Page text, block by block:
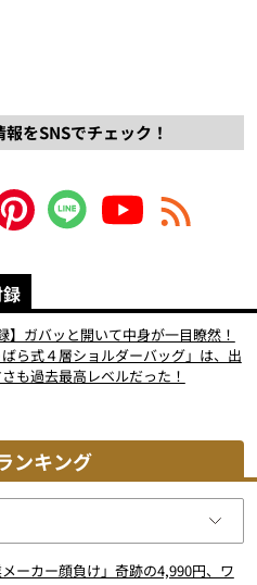
をSNSでチェック！
】ガバッと開いて中身が一目瞭然！
ら式４層ショルダーバッグ」は、出
も過去最高レベルだった！
ンキング
ーカー顔負け」奇跡の4,990円、ワ